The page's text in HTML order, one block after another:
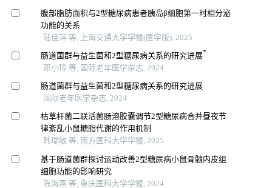
腹部脂肪面积与2型糖尿病患者胰岛β细胞第一时相分泌
功能的关系
陆佳萍 等, 上海交通大学学报(医学版), 2025
肠道菌群与益生菌和2型糖尿病关系的研究进展*
邓小玲 等, 国际老年医学杂志, 2024
肠道菌群与益生菌和2型糖尿病关系的研究进展
国际老年医学杂志, 2024
枯草杆菌二联活菌肠溶胶囊调节2型糖尿病合并昼夜节
律紊乱小鼠糖脂代谢的作用机制
韩瑞敏 等, 南方医科大学学报, 2025
基于肠道菌群探讨运动改善2型糖尿病小鼠骨髓内皮组
细胞功能的影响研究
陈海燕 等, 重庆医科大学学报, 2024